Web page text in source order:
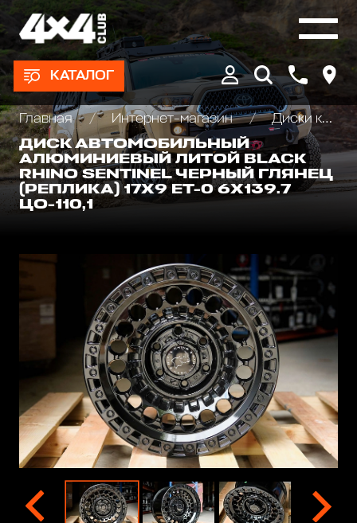
КАТАЛОГ
Главная Интернет-магазин
Диски колёсные, Проставки для изменения вылета
ДИСК АВТОМОБИЛЬНЫЙ
АЛЮМИНИЕВЫЙ ЛИТОЙ BLACK
RHINO SENTINEL ЧЕРНЫЙ ГЛЯНЕЦ
(РЕПЛИКА) 17Х9 ET-0 6X139.7
ЦО-110,1